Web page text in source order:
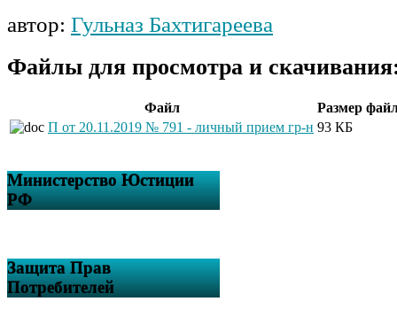
автор: Гульназ Бахтигареева
Файлы для просмотра и
Файл
Размер
П от 20.11.2019 № 791 - личный прием гр-н 93 КБ
Министерство Юстиции
РФ
Защита Прав
Потребителей